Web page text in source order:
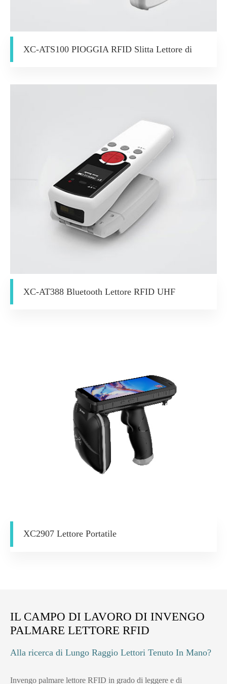
XC-ATS100 PIOGGIA RFID Slitta Lettore di
XC-AT388 Bluetooth Lettore RFID UHF
XC2907 Lettore Portatile
IL CAMPO DI LAVORO DI INVENGO
PALMARE LETTORE RFID
Alla ricerca di Lungo Raggio Lettori Tenuto In Mano?
Invengo palmare lettore RFID in grado di leggere e di